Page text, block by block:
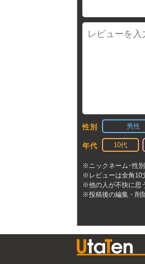
性別 男性
年代 10代
※ニックネーム･性別
※レビューは全角10
※他の人が不快に思
※投稿後の編集・削